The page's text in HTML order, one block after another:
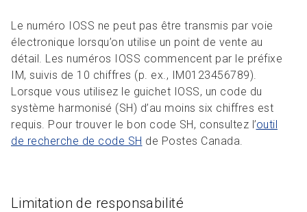
Le numéro IOSS ne peut pas être transmis par voie
électronique lorsqu’on utilise un point de vente au
détail. Les numéros IOSS commencent par le préfixe
IM, suivis de 10 chiffres (p. ex., IM0123456789).
Lorsque vous utilisez le guichet IOSS, un code du
système harmonisé (SH) d’au moins six chiffres est
requis. Pour trouver le bon code SH, consultez l’outil
de recherche de code SH de Postes Canada.
Limitation de responsabilité